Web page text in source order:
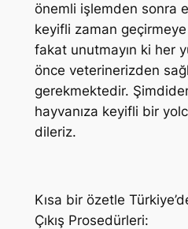
önemli işlemden sonra
keyifli zaman
fakat unutmayın ki her
önce veterinerizden
gerekmektedir.
hayvanıza keyifli bir
dileriz.
Kısa bir özetle
Çıkış Prosedürleri: